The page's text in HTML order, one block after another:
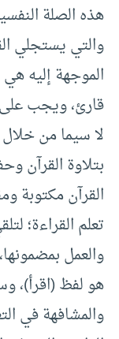
هذه الصلة
والتي يستجلي
الموجهة إليه
قارئ، ويجب
لا سيما من خلال
بتلاوة القرآن
القرآن مكتوبة
تعلم القراءة؛
والعمل
هو لفظ (اقرأ)،
والمشافهة في